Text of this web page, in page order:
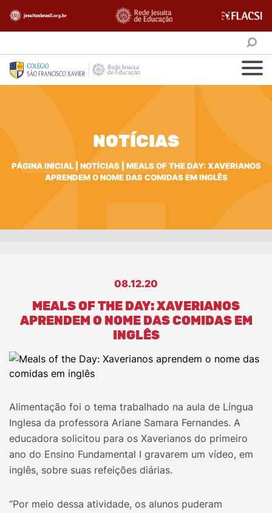
NOTÍCIAS
PÁGINA INICIAL| NOTÍCIAS| MEALS OF THE DAY: XAVERIANOS
APRENDEM O NOME DAS COMIDAS EM INGLÊS
08.12.20
MEALS OF THE DAY: XAVERIANOS
APRENDEM O NOME DAS COMIDAS EM
INGLÊS
Alimentação foi o tema trabalhado na aula de Língua
Inglesa da professora Ariane Samara Fernandes. A
educadora solicitou para os Xaverianos do primeiro
ano do Ensino Fundamental I gravarem um vídeo, em
inglês, sobre suas refeições diárias.
“Por meio dessa atividade, os alunos puderam